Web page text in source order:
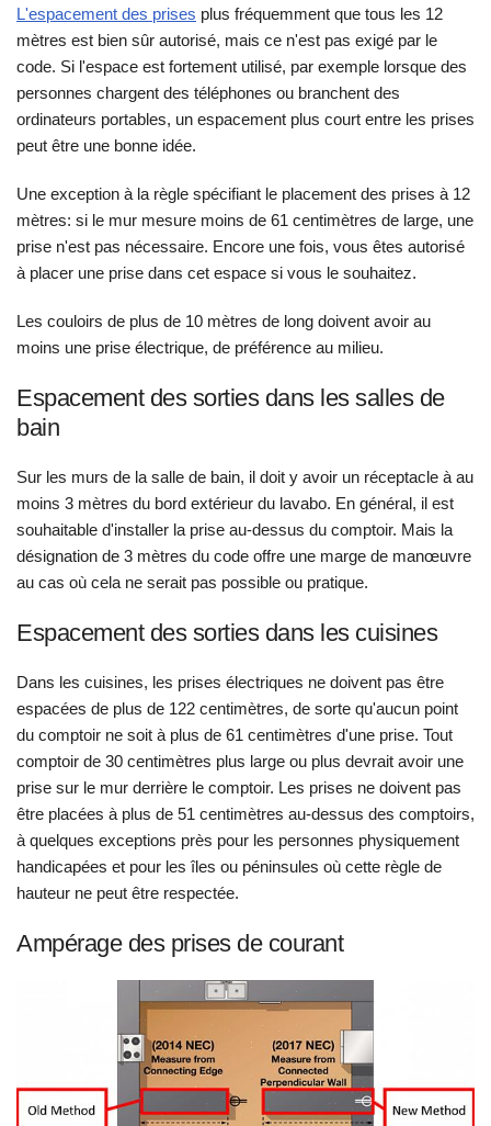
L'espacement des prises plus fréquemment que tous les 12
mètres est bien sûr autorisé, mais ce n'est pas exigé par le
code. Si l'espace est fortement utilisé, par exemple lorsque des
personnes chargent des téléphones ou branchent des
ordinateurs portables, un espacement plus court entre les prises
peut être une bonne idée.
Une exception à la règle spécifiant le placement des prises à 12
mètres: si le mur mesure moins de 61 centimètres de large, une
prise n'est pas nécessaire. Encore une fois, vous êtes autorisé
à placer une prise dans cet espace si vous le souhaitez.
Les couloirs de plus de 10 mètres de long doivent avoir au
moins une prise électrique, de préférence au milieu.
Espacement des sorties dans les salles de
bain
Sur les murs de la salle de bain, il doit y avoir un réceptacle à au
moins 3 mètres du bord extérieur du lavabo. En général, il est
souhaitable d'installer la prise au-dessus du comptoir. Mais la
désignation de 3 mètres du code offre une marge de manœuvre
au cas où cela ne serait pas possible ou pratique.
Espacement des sorties dans les cuisines
Dans les cuisines, les prises électriques ne doivent pas être
espacées de plus de 122 centimètres, de sorte qu'aucun point
du comptoir ne soit à plus de 61 centimètres d'une prise. Tout
comptoir de 30 centimètres plus large ou plus devrait avoir une
prise sur le mur derrière le comptoir. Les prises ne doivent pas
être placées à plus de 51 centimètres au-dessus des comptoirs,
à quelques exceptions près pour les personnes physiquement
handicapées et pour les îles ou péninsules où cette règle de
hauteur ne peut être respectée.
Ampérage des prises de courant